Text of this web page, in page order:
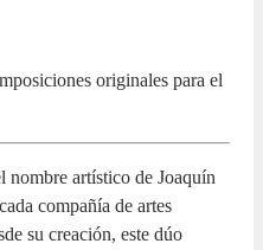
originales para el
nombre artístico de Joaquín
compañía de artes
su creación, este dúo